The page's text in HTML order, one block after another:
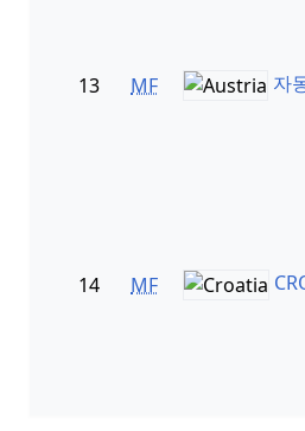
13 MF 자
14 MF